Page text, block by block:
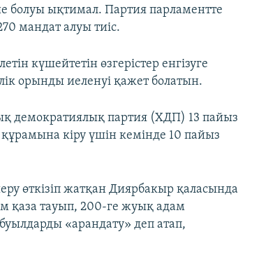
болуы ықтимал. Партия парламентте
мандат алуы тиіс.
күшейтетін өзгерістер енгізуге
орынды иеленуі қажет болатын.
демократиялық партия (ХДП) 13 пайыз
кіру үшін кемінде 10 пайыз
өткізіп жатқан Диярбакыр қаласында
қаза тауып, 200-ге жуық адам
«арандату» деп атап,